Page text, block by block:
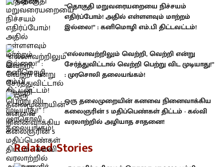
“தொகுதி மறுவரையறையை நிச்சயம்
எதிர்ப்போம்! அதில் எள்ளளவும் மாற்றம்
இல்லை!” : கனிமொழி எம்.பி திட்டவட்டம்!
“எல்லாவற்றிலும் வெற்றி, வெற்றி என்று
சேர்த்துவிட்டால் வெற்றி பெற்று விட முடியாது!”
: முரசொலி தலையங்கம்!
ஒரு தலைமுறையின் கனவை நினைவாக்கிய
கலைஞரின் 5 மதிப்பெண்கள் திட்டம் - கல்வி
வரலாற்றில் அழியாத சாதனை!
Related Stories